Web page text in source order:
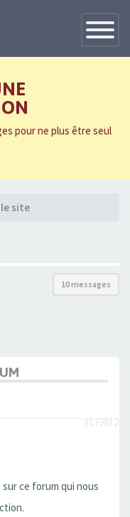
Toggle
pour ne plus être seul
site
10 messages
#179812
ce forum qui nous